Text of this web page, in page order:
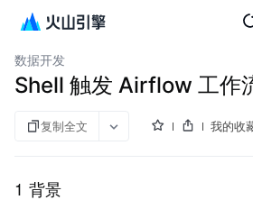
大数据研发治理套件
数据开发
Shell 触发 Airflow 工作
复制全文 我的收
1 背景